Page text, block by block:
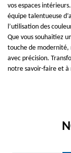
vos espaces
équipe talentueuse
l’utilisation des
Que vous souhaitiez
touche de modernité,
avec précision.
notre savoir-faire et à